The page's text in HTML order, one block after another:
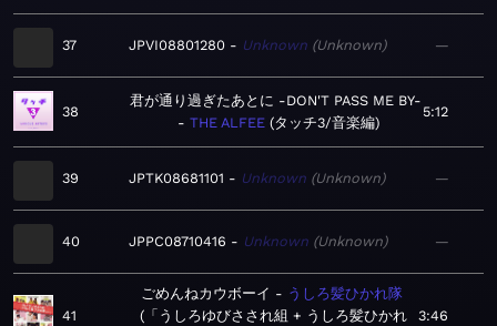
37 JPVI08801280 Unknown Unknown —
38
君が通り過ぎたあとに -DON'T PASS ME BY-
THE ALFEE タッチ3/音楽編
5:12
39 JPTK08681101 Unknown Unknown —
40 JPPC08710416 Unknown Unknown —
41
ごめんねカウボーイ
うしろ髪ひかれ隊
「うしろゆびさされ組 + うしろ髪ひかれ
3:46